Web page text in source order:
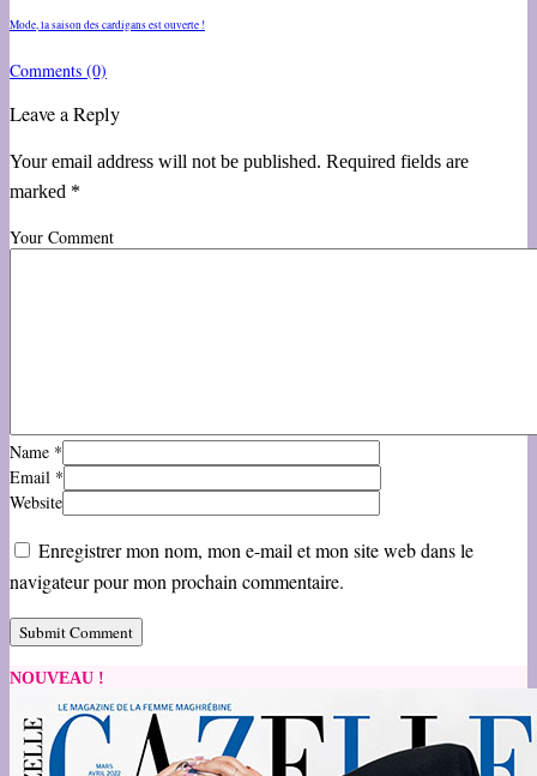
Mode, la saison des cardigans est ouverte !
Comments (0)
Leave a Reply
Your email address will not be published. Required fields are
marked *
Your Comment
Name *
Email *
Website
Enregistrer mon nom, mon e-mail et mon site web dans le
navigateur pour mon prochain commentaire.
NOUVEAU !